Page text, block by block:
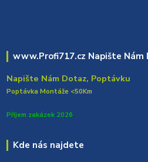
www.Profi717.cz Napište Nám
Napište Nám Dotaz, Poptávku
Poptávka Montáže <50Km
Přijem zakázek 2026
Kde nás najdete